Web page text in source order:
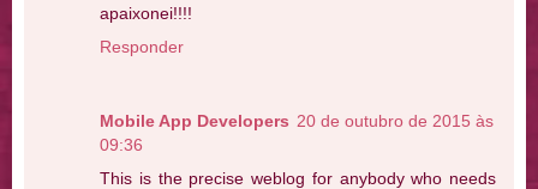
apaixonei!!!!
Responder
Mobile App Developers 20 de outubro de 2015 às
09:36
This is the precise weblog for anybody who needs